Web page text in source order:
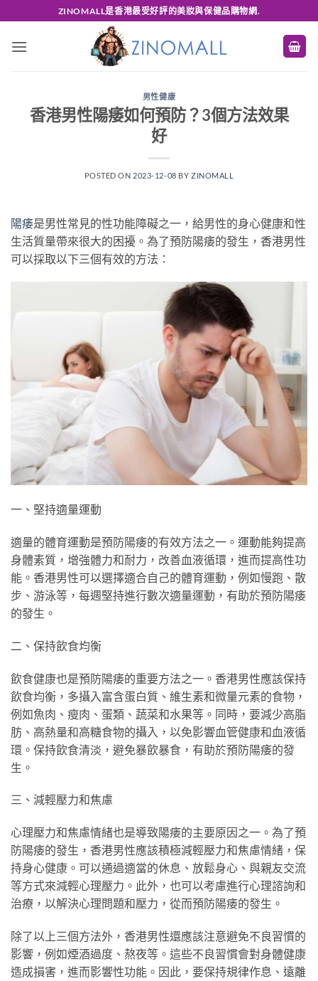
to
content
ZINOMALL是香港最受好評的美妝與保健品購物網.
男性健康
香港男性陽痿如何預防？3個方法效果
好
POSTED ON 2023-12-08 BY ZINOMALL
陽痿是男性常見的性功能障礙之一，給男性的身心健康和性
生活質量帶來很大的困擾。為了預防陽痿的發生，香港男性
可以採取以下三個有效的方法：
一、堅持適量運動
適量的體育運動是預防陽痿的有效方法之一。運動能夠提高
身體素質，增強體力和耐力，改善血液循環，進而提高性功
能。香港男性可以選擇適合自己的體育運動，例如慢跑、散
步、游泳等，每週堅持進行數次適量運動，有助於預防陽痿
的發生。
二、保持飲食均衡
飲食健康也是預防陽痿的重要方法之一。香港男性應該保持
飲食均衡，多攝入富含蛋白質、維生素和微量元素的食物，
例如魚肉、瘦肉、蛋類、蔬菜和水果等。同時，要減少高脂
肪、高熱量和高糖食物的攝入，以免影響血管健康和血液循
環。保持飲食清淡，避免暴飲暴食，有助於預防陽痿的發
生。
三、減輕壓力和焦慮
心理壓力和焦慮情緒也是導致陽痿的主要原因之一。為了預
防陽痿的發生，香港男性應該積極減輕壓力和焦慮情緒，保
持身心健康。可以通過適當的休息、放鬆身心、與親友交流
等方式來減輕心理壓力。此外，也可以考慮進行心理諮詢和
治療，以解決心理問題和壓力，從而預防陽痿的發生。
除了以上三個方法外，香港男性還應該注意避免不良習慣的
影響，例如煙酒過度、熬夜等。這些不良習慣會對身體健康
造成損害，進而影響性功能。因此，要保持規律作息、遠離